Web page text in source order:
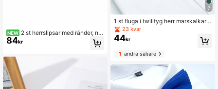
NEW 2 st herrslipsar med ränder, nö
dvändiga kostymtillbehör för affärs
möten, banketter och fester
84kr
7
1 st fluga i twilltyg herr marskalkar fl
ugor brudgumsflugor formella affärs
mässiga bröllopsslips / fluga för dek
oration casual
23 kvar
44kr
1andra säljare